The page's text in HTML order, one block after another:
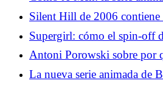
adaptaciones de superhéroes
Silent Hill de 2006 contiene
políticos sorprendentemente
Supergirl: cómo el spin-off
llevó a Maid of Might a la
Antoni Porowski sobre por
conexión humana definitiva
La nueva serie animada de